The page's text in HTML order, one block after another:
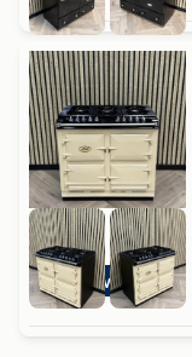
4 Ovens